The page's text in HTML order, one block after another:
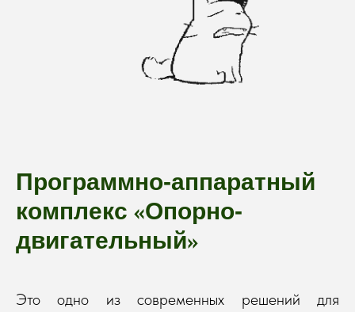
Программно-аппаратный
комплекс «Опорно-
двигательный»
Это одно из современных решений для